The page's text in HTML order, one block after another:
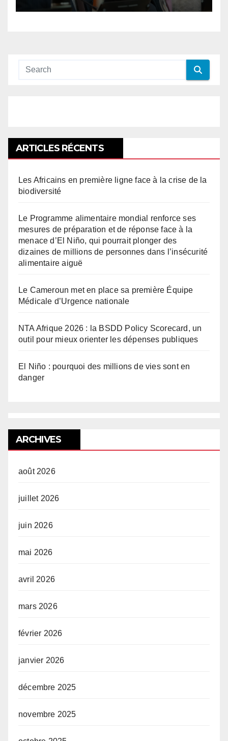
ARTICLES RÉCENTS
Les Africains en première ligne face à la crise de la
biodiversité
Le Programme alimentaire mondial renforce ses
mesures de préparation et de réponse face à la
menace d’El Niño, qui pourrait plonger des
dizaines de millions de personnes dans l’insécurité
alimentaire aiguë
Le Cameroun met en place sa première Équipe
Médicale d’Urgence nationale
NTA Afrique 2026 : la BSDD Policy Scorecard, un
outil pour mieux orienter les dépenses publiques
El Niño : pourquoi des millions de vies sont en
danger
ARCHIVES
août 2026
juillet 2026
juin 2026
mai 2026
avril 2026
mars 2026
février 2026
janvier 2026
décembre 2025
novembre 2025